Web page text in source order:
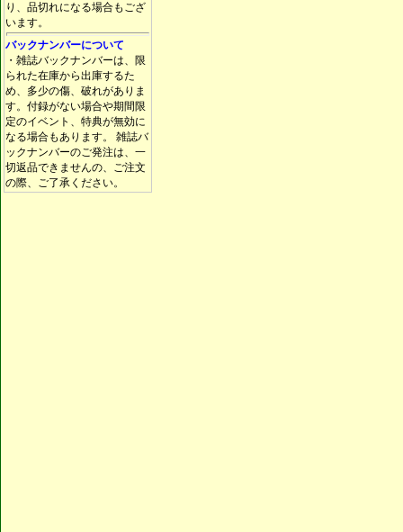
り、品切れになる場合もござ
います。
バックナンバーについて
・雑誌バックナンバーは、限
られた在庫から出庫するた
め、多少の傷、破れがありま
す。付録がない場合や期間限
定のイベント、特典が無効に
なる場合もあります。 雑誌バ
ックナンバーのご発注は、一
切返品できませんの、ご注文
の際、ご了承ください。